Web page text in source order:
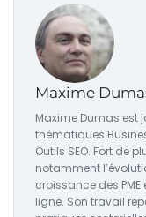
Maxime
Maxime Dumas est
thématiques
Outils SEO. Fort de
notamment
croissance des
ligne. Son travail